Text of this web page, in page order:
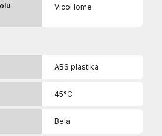
VicoHome
ABS plastika
45°C
Bela